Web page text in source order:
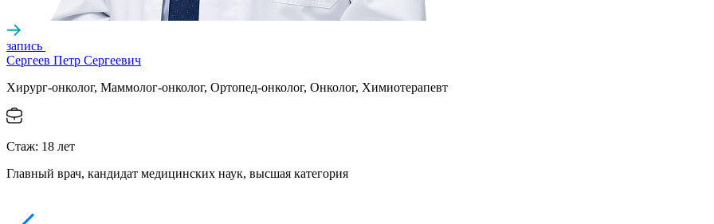
запись
Сергеев Петр Сергеевич
Хирург-онколог, Маммолог-онколог, Ортопед-онколог, Онколог, Химиотерапевт
Стаж: 18 лет
Главный врач, кандидат медицинских наук, высшая категория